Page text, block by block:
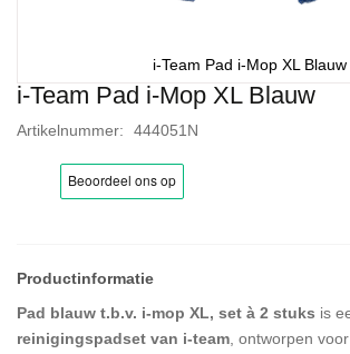
i-Team Pad i-Mop XL Blauw
Artikelnummer 444051N
Pad blauw t.b.v. i-mop XL, set à 2 stuks is
reinigingspadset van i-team , ontworpen
i-Team Pad i-Mop XL Blauw
Ga
het